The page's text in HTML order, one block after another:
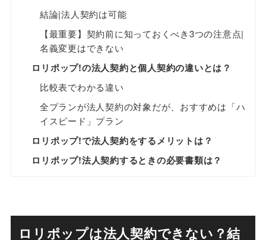
結論|法人契約は可能
【最重要】契約前に知っておくべき3つの注意点|
名義変更はできない
ロリポップ!の法人契約と個人契約の違いとは？
比較表でわかる違い
全プランが法人契約の対象だが、おすすめは「ハ
イスピード」プラン
ロリポップ!で法人契約をするメリットは？
ロリポップ!法人契約するときの必要書類は？
ロリポップは法人契約できない？結